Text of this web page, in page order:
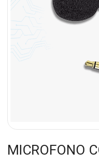
MICROFONO